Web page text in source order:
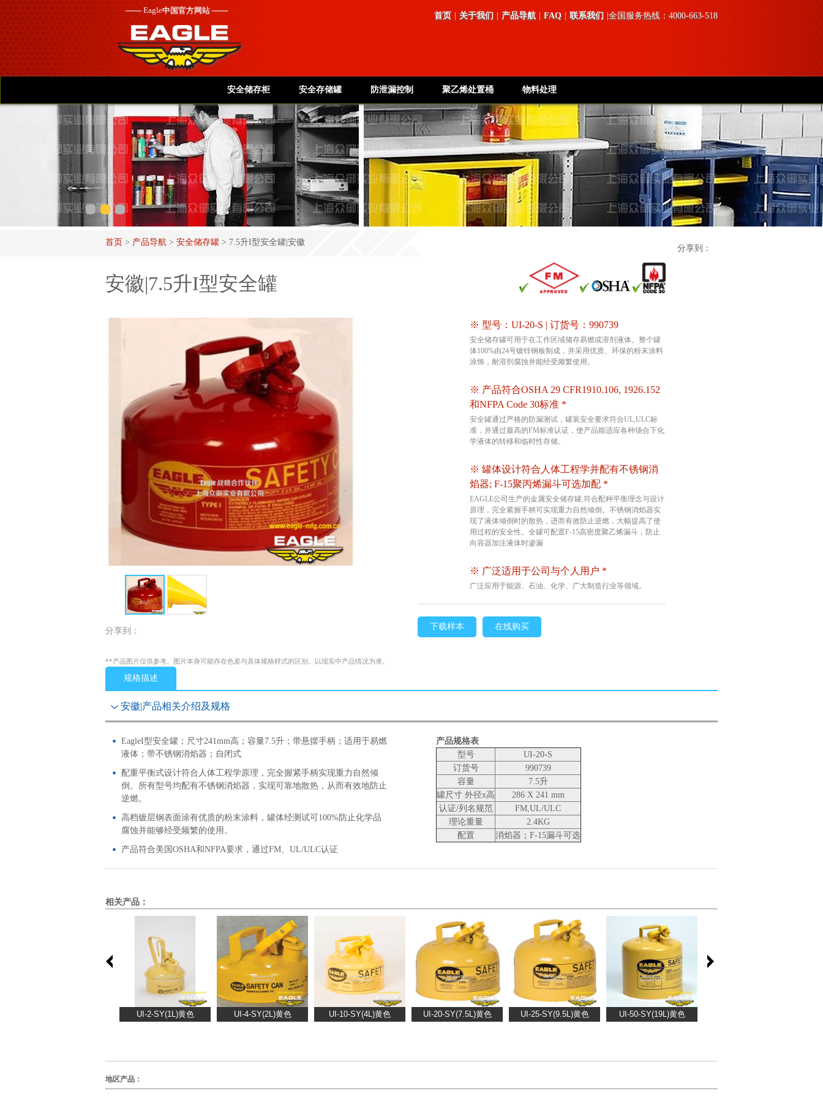
首页 关于我们 产品导航 FAQ 联系我们 |全国服务热线：4000-663-518
——Eagle中国官方网站 ——
安全储存柜 安全存储罐 防泄漏控制 聚乙烯处置桶 物料处理
分享到：
首页 > 产品导航 > 安全储存罐 > 7.5升I型安全罐|安徽
安徽|7.5升I型安全罐
分享到：
**产品图片仅供参考。图片本身可能存在色差与具体规格样式的区别。以现实中产品情况为准。
※ 型号：UI-20-S | 订货号：990739
安全储存罐可用于在工作区域储存易燃或溶剂液体。整个罐
体100%由24号镀锌钢板制成，并采用优质、环保的粉末涂料
涂饰，耐溶剂腐蚀并能经受频繁使用。
※ 产品符合OSHA 29 CFR1910.106, 1926.152
和NFPA Code 30标准 *
安全罐通过严格的防漏测试，罐装安全要求符合UL,ULC标
准，并通过最高的FM标准认证，使产品能适应各种场合下化
学液体的转移和临时性存储。
※ 罐体设计符合人体工程学并配有不锈钢消
焰器; F-15聚丙烯漏斗可选加配 *
EAGLE公司生产的金属安全储存罐,符合配种平衡理念与设计
原理，完全紧握手柄可实现重力自然倾倒。不锈钢消焰器实
现了液体倾倒时的散热，进而有效防止逆燃，大幅提高了使
用过程的安全性。全罐可配置F-15高密度聚乙烯漏斗，防止
向容器加注液体时渗漏
※ 广泛适用于公司与个人用户 *
广泛应用于能源、石油、化学、广大制造行业等领域。
下载样本 在线购买
规格描述
安徽|产品相关介绍及规格
EagleI型安全罐；尺寸241mm高；容量7.5升；带悬摆手柄；适用于易燃
液体；带不锈钢消焰器；自闭式
配重平衡式设计符合人体工程学原理，完全握紧手柄实现重力自然倾
倒。所有型号均配有不锈钢消焰器，实现可靠地散热，从而有效地防止
逆燃。
高档镀层钢表面涂有优质的粉末涂料，罐体经测试可100%防止化学品
腐蚀并能够经受频繁的使用。
产品符合美国OSHA和NFPA要求，通过FM、UL/ULC认证
产品规格表
型号
UI-20-S
订货号
990739
容量
7.5升
罐尺寸 外径x高
286 X 241 mm
认证/列名规范
FM,UL/ULC
理论重量
2.4KG
配置
消焰器；F-15漏斗可选
相关产品：
地区产品：